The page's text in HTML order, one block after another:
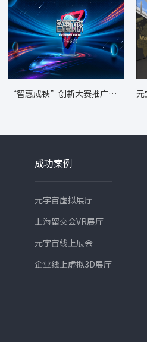
“智惠成铁”创新大赛推广转
元
成功案例
元宇宙虚拟展厅
上海留交会VR展厅
元宇宙线上展会
企业线上虚拟3D展厅